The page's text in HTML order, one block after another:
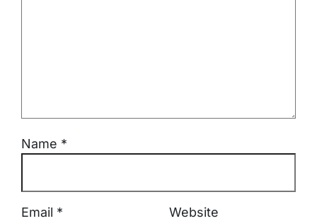
Name *
Email * Website